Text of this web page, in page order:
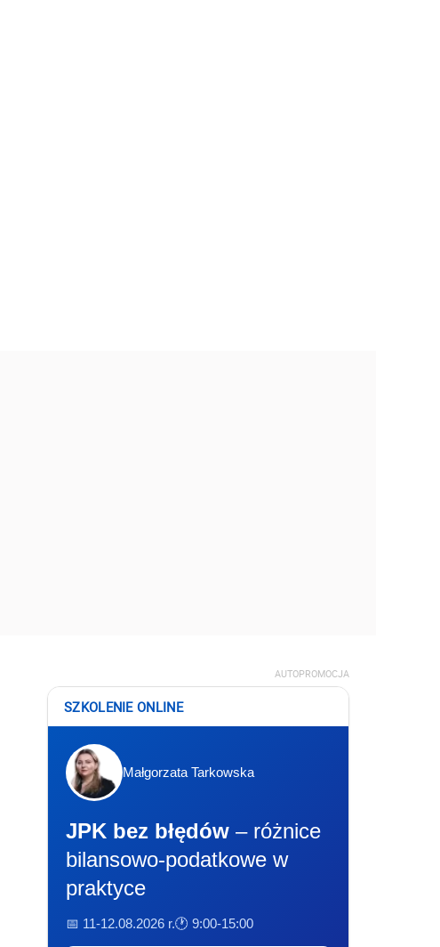
AUTOPROMOCJA
SZKOLENIE ONLINE
Małgorzata Tarkowska
JPK bez błędów – różnice
bilansowo-podatkowe w
praktyce
📅 11-12.08.2026 r.🕐 9:00-15:00